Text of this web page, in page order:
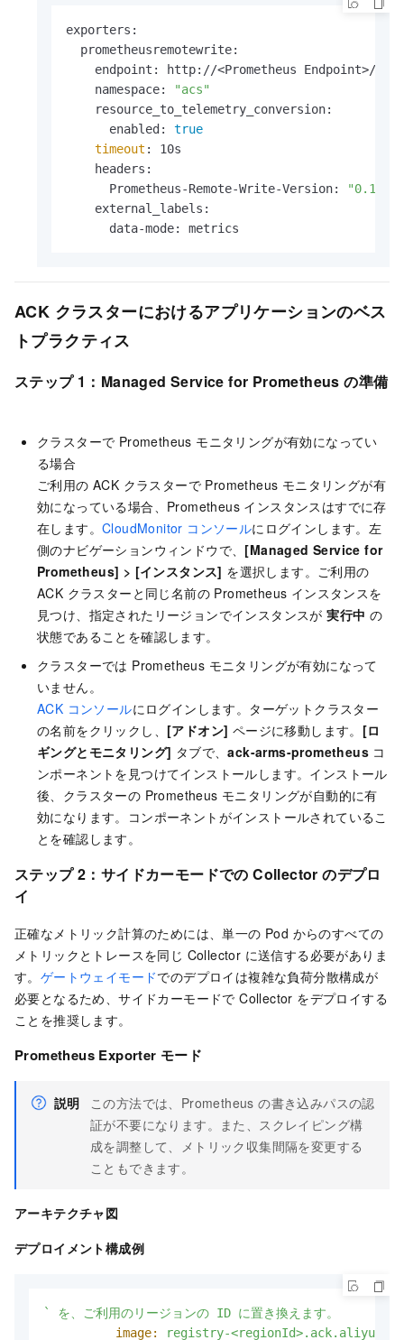
exporters:
  prometheusremotewrite:
endpoint: http://<Prometheus Endpoint>/
    namespace:
"acs"
    resource_to_telemetry_conversion:
      enabled:
true
timeout : 10s
    headers:
      Prometheus-Remote-Write-Version:
"0.1.0"
    external_labels:
      data-mode: metrics
ACK クラスターにおけるアプリケーションのベス
トプラクティス
ステップ 1：Managed Service for Prometheus の準備
クラスターで Prometheus モニタリングが有効になってい
る場合
ご利用の ACK クラスターで Prometheus モニタリングが有
効になっている場合、Prometheus インスタンスはすでに存
在します。 CloudMonitor コンソールにログインします。左
側のナビゲーションウィンドウで、 [Managed Service for
Prometheus] > [インスタンス] を選択します。ご利用の
ACK クラスターと同じ名前の Prometheus インスタンスを
見つけ、指定されたリージョンでインスタンスが実行中 の
状態であることを確認します。
クラスターでは Prometheus モニタリングが有効になって
いません。
ACK コンソールにログインします。ターゲットクラスター
の名前をクリックし、 [アドオン] ページに移動します。 [ロ
ギングとモニタリング] タブで、ack-arms-prometheus コ
ンポーネントを見つけてインストールします。インストール
後、クラスターの Prometheus モニタリングが自動的に有
効になります。コンポーネントがインストールされているこ
とを確認します。
ステップ 2：サイドカーモードでの Collector のデプロ
イ
正確なメトリック計算のためには、単一の Pod からのすべての
メトリックとトレースを同じ Collector に送信する必要がありま
す。 ゲートウェイモードでのデプロイは複雑な負荷分散構成が
必要となるため、サイドカーモードで Collector をデプロイする
ことを推奨します。
Prometheus Exporter モード
説明
この方法では、Prometheus の書き込みパスの認
証が不要になります。また、スクレイピング構
成を調整して、メトリック収集間隔を変更する
こともできます。
アーキテクチャ図
デプロイメント構成例
` を、ご利用のリージョンの ID に置き換えます。
image:
registry-